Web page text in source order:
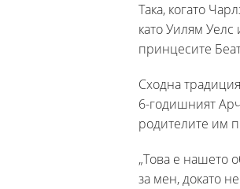
Така, когато
като Уилям
принцесите
Сходна
6-годишният
родителите им
„Това е нашето
за мен, докато